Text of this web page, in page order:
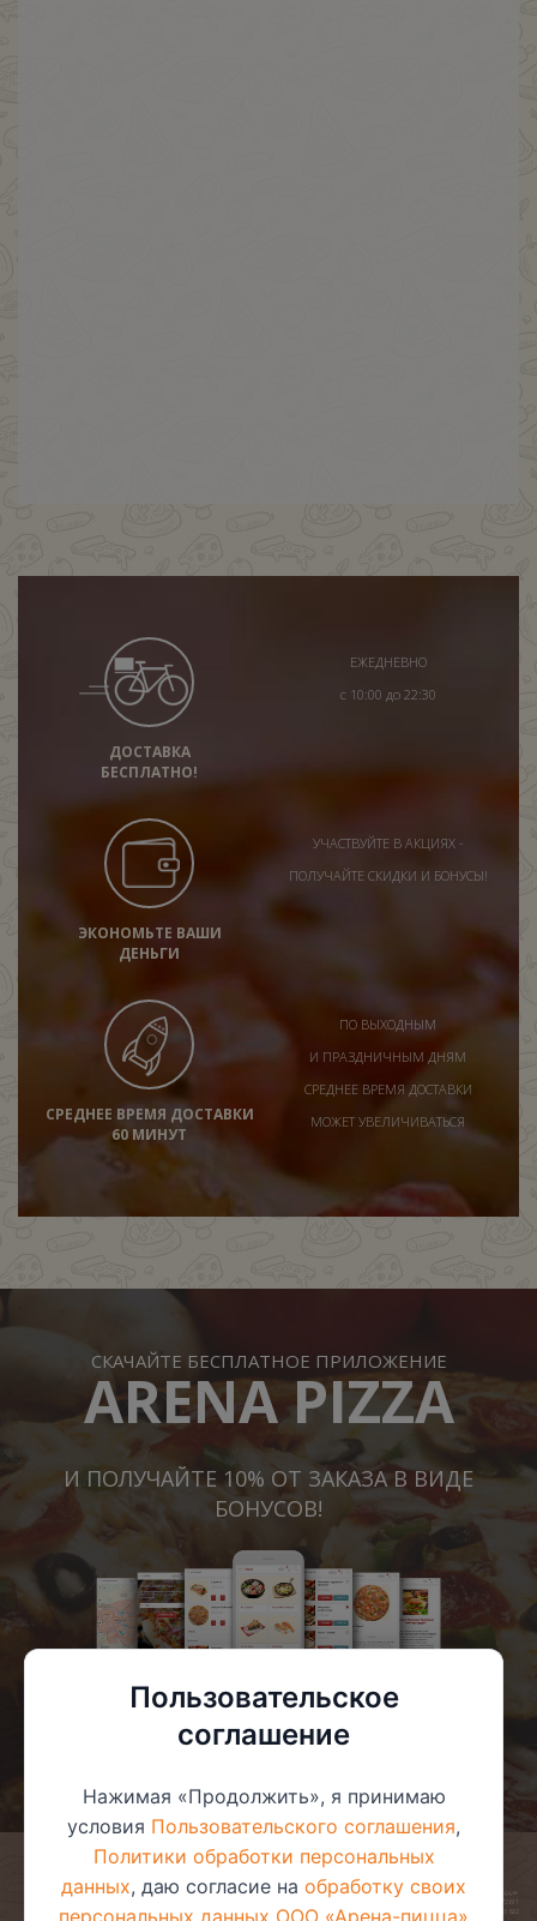
ДОСТАВКА
БЕСПЛАТНО!
ЕЖЕДНЕВНО
с 10:00 до 22:30
ЭКОНОМЬТЕ ВАШИ
ДЕНЬГИ
УЧАСТВУЙТЕ В АКЦИЯХ -
ПОЛУЧАЙТЕ СКИДКИ И БОНУСЫ!
СРЕДНЕЕ ВРЕМЯ ДОСТАВКИ
60 МИНУТ
ПО ВЫХОДНЫМ
И ПРАЗДНИЧНЫМ ДНЯМ
СРЕДНЕЕ ВРЕМЯ ДОСТАВКИ
МОЖЕТ УВЕЛИЧИВАТЬСЯ
СКАЧАЙТЕ БЕСПЛАТНОЕ ПРИЛОЖЕНИЕ
ARENA PIZZA
И ПОЛУЧАЙТЕ 10% ОТ ЗАКАЗА В ВИДЕ
БОНУСОВ!
© 2025 ООО «Арена-пицца»
УНП 391272611
Магазин зарегистрирован в торговом реестре 08.05.2017 №381622
Пользовательское
соглашение
Нажимая «Продолжить», я принимаю
условия Пользовательского соглашения,
Политики обработки персональных
данных, даю согласие на обработку своих
персональных данных ООО «Арена-пицца»